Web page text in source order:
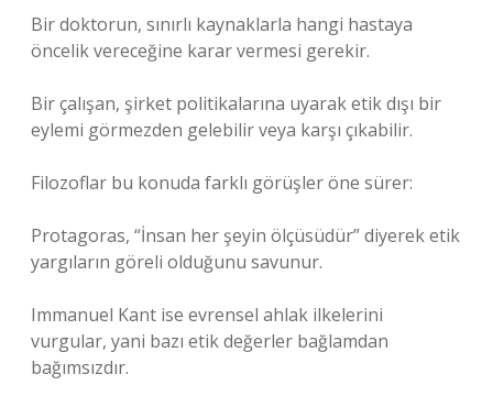
Bir doktorun, sınırlı kaynaklarla hangi hastaya
öncelik vereceğine karar vermesi gerekir.
Bir çalışan, şirket politikalarına uyarak etik dışı bir
eylemi görmezden gelebilir veya karşı çıkabilir.
Filozoflar bu konuda farklı görüşler öne sürer:
Protagoras, “İnsan her şeyin ölçüsüdür” diyerek etik
yargıların göreli olduğunu savunur.
Immanuel Kant ise evrensel ahlak ilkelerini
vurgular, yani bazı etik değerler bağlamdan
bağımsızdır.